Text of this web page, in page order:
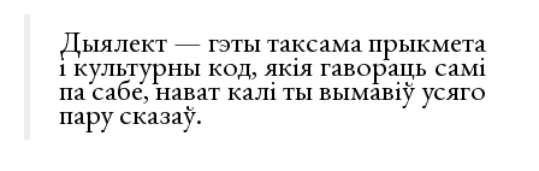
Дыялект — гэты таксама прыкмета
і культурны код, якія гавораць самі
па сабе, нават калі ты вымавіў усяго
пару сказаў.